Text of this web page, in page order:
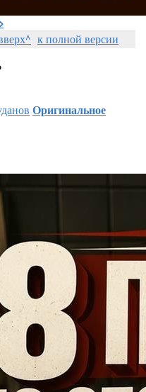
к полной версии
Оригинальное